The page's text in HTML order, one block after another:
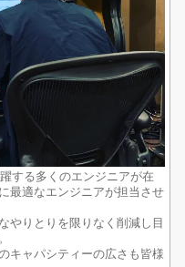
する多くのエンジニアが在
最適なエンジニアが担当させ
やりとりを限りなく削減し目
キャパシティーの広さも皆様